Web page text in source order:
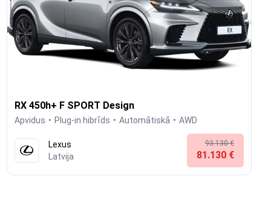
RX 450h+ F SPORT Design
Apvidus Plug-in hibrīds Automātiskā AWD
Lexus
Latvija
93.130 €
81.130 €